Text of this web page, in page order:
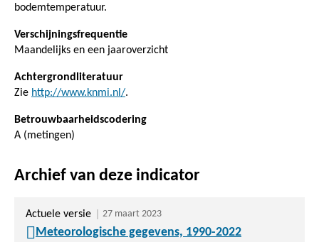
bodemtemperatuur.
Verschijningsfrequentie
Maandelijks en een jaaroverzicht
Achtergrondliteratuur
Zie http://www.knmi.nl/.
Betrouwbaarheidscodering
A (metingen)
Archief van deze indicator
Actuele versie 27 maart 2023
Meteorologische gegevens, 1990-2022